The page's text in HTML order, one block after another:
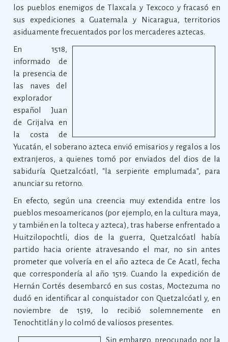
los pueblos enemigos de Tlaxcala y Texcoco y fracasó en
sus expediciones a Guatemala y Nicaragua, territorios
asiduamente frecuentados por los mercaderes aztecas.
En 1518,
informado de
la presencia de
las naves del
explorador
español Juan
de Grijalva en
la costa de
Yucatán, el soberano azteca envió emisarios y regalos a los
extranjeros, a quienes tomó por enviados del dios de la
sabiduría Quetzalcóatl, "la serpiente emplumada", para
anunciar su retorno.
En efecto, según una creencia muy extendida entre los
pueblos mesoamericanos (por ejemplo, en la cultura maya,
y también en la tolteca y azteca), tras haberse enfrentado a
Huitzilopochtli, dios de la guerra, Quetzalcóatl había
partido hacia oriente atravesando el mar, no sin antes
prometer que volvería en el año azteca de Ce Acatl, fecha
que correspondería al año 1519. Cuando la expedición de
Hernán Cortés desembarcó en sus costas, Moctezuma no
dudó en identificar al conquistador con Quetzalcóatl y, en
noviembre de 1519, lo recibió solemnemente en
Tenochtitlán y lo colmó de valiosos presentes.
Sin embargo, preocupado por la